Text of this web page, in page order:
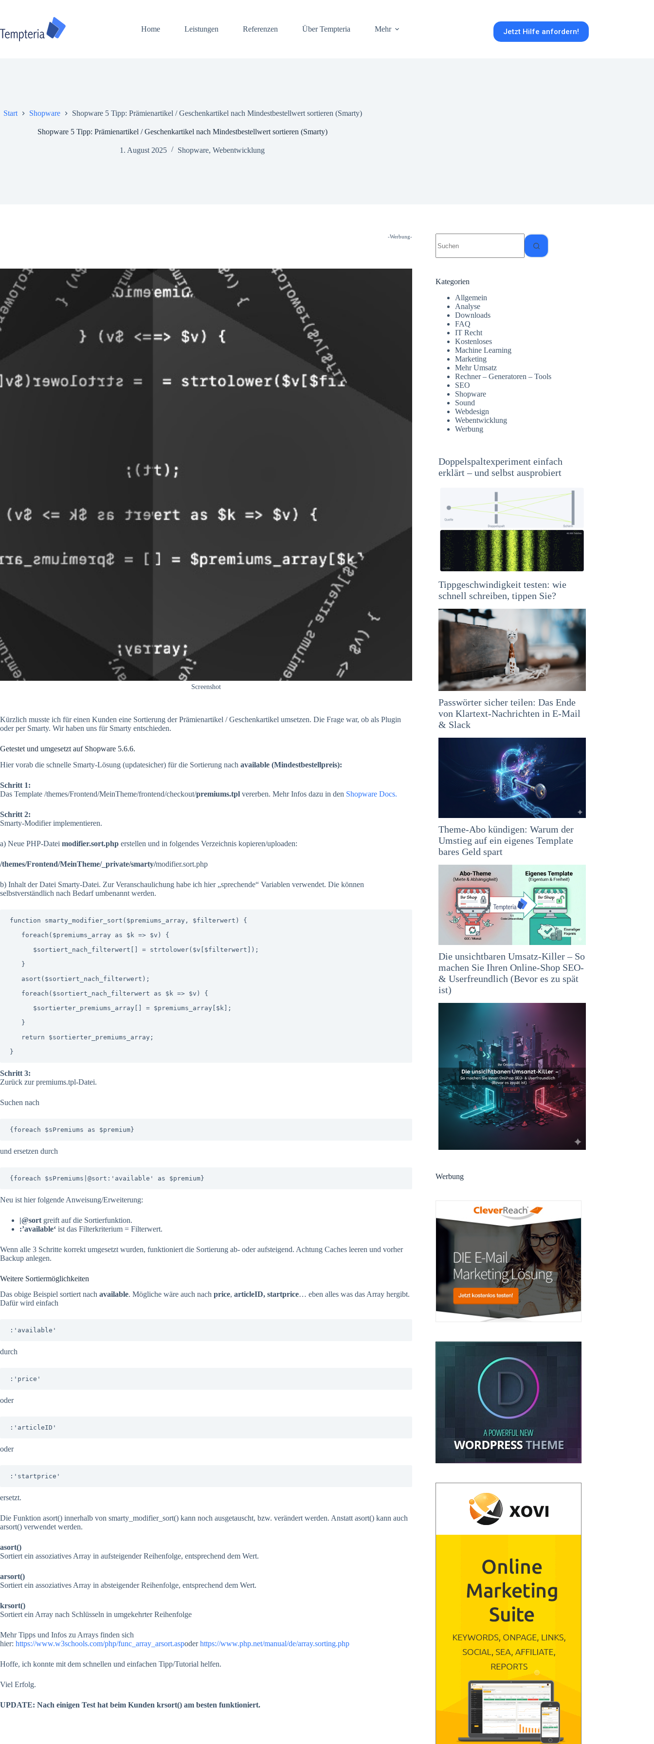
Home
Leistungen Referenzen Über Tempteria Mehr Jetzt Hilfe anfordern!
Start Shopware Shopware 5 Tipp: Prämienartikel / Geschenkartikel nach Mindestbestellwert sortieren (Smarty)
Shopware 5 Tipp: Prämienartikel / Geschenkartikel nach Mindestbestellwert sortieren (Smarty)
1. August 2025 Shopware, Webentwicklung
-Werbung-
Screenshot
Kürzlich musste ich für einen Kunden eine Sortierung der Prämienartikel / Geschenkartikel umsetzen. Die Frage war, ob als Plugin
oder per Smarty. Wir haben uns für Smarty entschieden.
Getestet und umgesetzt auf Shopware 5.6.6.
Hier vorab die schnelle Smarty-Lösung (updatesicher) für die Sortierung nach available (Mindestbestellpreis):
Schritt 1:
Das Template /themes/Frontend/MeinTheme/frontend/checkout/premiums.tpl vererben. Mehr Infos dazu in den Shopware Docs.
Schritt 2:
Smarty-Modifier implementieren.
a) Neue PHP-Datei modifier.sort.php erstellen und in folgendes Verzeichnis kopieren/uploaden:
/themes/Frontend/MeinTheme/_private/smarty/modifier.sort.php
b) Inhalt der Datei Smarty-Datei. Zur Veranschaulichung habe ich hier „sprechende“ Variablen verwendet. Die können
selbstverständlich nach Bedarf umbenannt werden.
function smarty_modifier_sort($premiums_array, $filterwert) {
Schritt 3:
Zurück zur premiums.tpl-Datei.
Suchen nach
{foreach $sPremiums as $premium}
und ersetzen durch
{foreach $sPremiums|@sort:'available' as $premium}
Neu ist hier folgende Anweisung/Erweiterung:
|@sort greift auf die Sortierfunktion.
:’available‘ ist das Filterkriterium = Filterwert.
Wenn alle 3 Schritte korrekt umgesetzt wurden, funktioniert die Sortierung ab- oder aufsteigend. Achtung Caches leeren und vorher
Backup anlegen.
Weitere Sortiermöglichkeiten
Das obige Beispiel sortiert nach available. Mögliche wäre auch nach price, articleID, startprice… eben alles was das Array hergibt.
Dafür wird einfach
:'available'
durch
:'price'
oder
:'articleID'
oder
:'startprice'
ersetzt.
Die Funktion asort() innerhalb von smarty_modifier_sort() kann noch ausgetauscht, bzw. verändert werden. Anstatt asort() kann auch
arsort() verwendet werden.
asort()
Sortiert ein assoziatives Array in aufsteigender Reihenfolge, entsprechend dem Wert.
arsort()
Sortiert ein assoziatives Array in absteigender Reihenfolge, entsprechend dem Wert.
krsort()
Sortiert ein Array nach Schlüsseln in umgekehrter Reihenfolge
Mehr Tipps und Infos zu Arrays finden sich
hier: https://www.w3schools.com/php/func_array_arsort.aspoderhttps://www.php.net/manual/de/array.sorting.php
Hoffe, ich konnte mit dem schnellen und einfachen Tipp/Tutorial helfen.
Viel Erfolg.
UPDATE: Nach einigen Test hat beim Kunden krsort() am besten funktioniert.
Ergebnisse
Kategorien
Allgemein
Analyse
Downloads
FAQ
IT Recht
Kostenloses
Machine Learning
Marketing
Mehr Umsatz
Rechner – Generatoren – Tools
SEO
Shopware
Sound
Webdesign
Webentwicklung
Werbung
Doppelspaltexperiment einfach
erklärt – und selbst ausprobiert
Tippgeschwindigkeit testen: wie
schnell schreiben, tippen Sie?
Passwörter sicher teilen: Das Ende
von Klartext-Nachrichten in E-Mail
& Slack
Theme-Abo kündigen: Warum der
Umstieg auf ein eigenes Template
bares Geld spart
Die unsichtbaren Umsatz-Killer – So
machen Sie Ihren Online-Shop SEO-
& Userfreundlich (Bevor es zu spät
ist)
Werbung